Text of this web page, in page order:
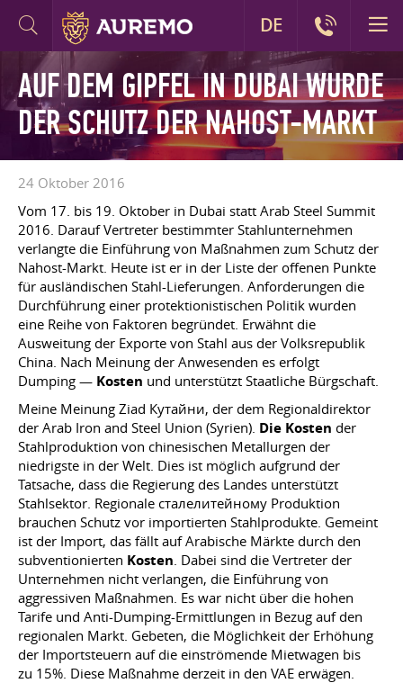
AUF DEM GIPFEL IN DUBAI WURDE
DER SCHUTZ DER NAHOST-MARKT
24 Oktober 2016
Vom 17. bis 19. Oktober in Dubai statt Arab Steel Summit
2016. Darauf Vertreter bestimmter Stahlunternehmen
verlangte die Einführung von Maßnahmen zum Schutz der
Nahost-Markt. Heute ist er in der Liste der offenen Punkte
für ausländischen Stahl-Lieferungen. Anforderungen die
Durchführung einer protektionistischen Politik wurden
eine Reihe von Faktoren begründet. Erwähnt die
Ausweitung der Exporte von Stahl aus der Volksrepublik
China. Nach Meinung der Anwesenden es erfolgt
Dumping — Kosten und unterstützt Staatliche Bürgschaft.
Meine Meinung Ziad Кутайни, der dem Regionaldirektor
der Arab Iron and Steel Union (Syrien). Die Kosten der
Stahlproduktion von chinesischen Metallurgen der
niedrigste in der Welt. Dies ist möglich aufgrund der
Tatsache, dass die Regierung des Landes unterstützt
Stahlsektor. Regionale сталелитейному Produktion
brauchen Schutz vor importierten Stahlprodukte. Gemeint
ist der Import, das fällt auf Arabische Märkte durch den
subventionierten Kosten. Dabei sind die Vertreter der
Unternehmen nicht verlangen, die Einführung von
aggressiven Maßnahmen. Es war nicht über die hohen
Tarife und Anti-Dumping-Ermittlungen in Bezug auf den
regionalen Markt. Gebeten, die Möglichkeit der Erhöhung
der Importsteuern auf die einströmende Mietwagen bis
zu 15%. Diese Maßnahme derzeit in den VAE erwägen.
DE